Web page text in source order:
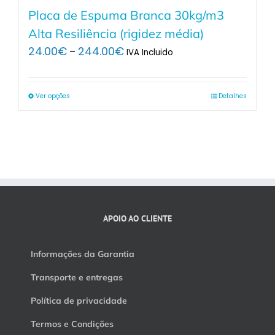
Placa de Espuma Branca 30kg/m3
Alta Resiliência (rigidez média)
24.00€ – 244.00€Price
IVA Incluido
Ver opções Detalhes
APOIO AO CLIENTE
Informações da Garantia
Transporte e entregas
Política de privacidade
Termos e Condições